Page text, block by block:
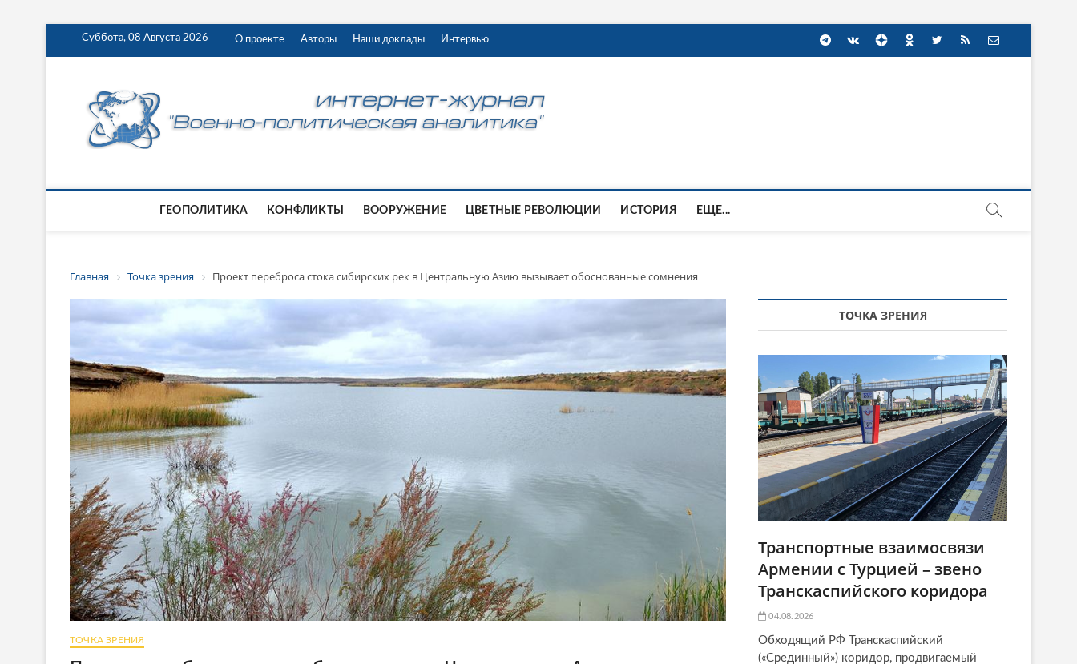
Суббота, 08 Августа 2026 О проекте Авторы Наши доклады Интервью
ГЕОПОЛИТИКА КОНФЛИКТЫ ВООРУЖЕНИЕ ЦВЕТНЫЕ РЕВОЛЮЦИИ ИСТОРИЯ ЕЩЕ...
Главная Точка зрения Проект переброса стока сибирских рек в Центральную Азию вызывает обоснованные сомнения
ТОЧКА ЗРЕНИЯ
ТОЧКА ЗРЕНИЯ
Транспортные взаимосвязи
Армении с Турцией – звено
Транскаспийского коридора
04.08.2026
Обходящий РФ Транскаспийский
(«Срединный») коридор, продвигаемый